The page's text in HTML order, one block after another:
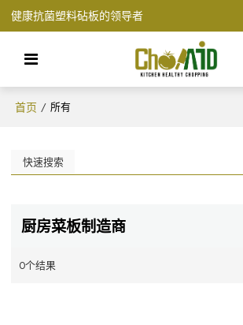
健康抗菌塑料砧板的领导者
首页 / 所有
快速搜索
厨房菜板制造商
0个结果